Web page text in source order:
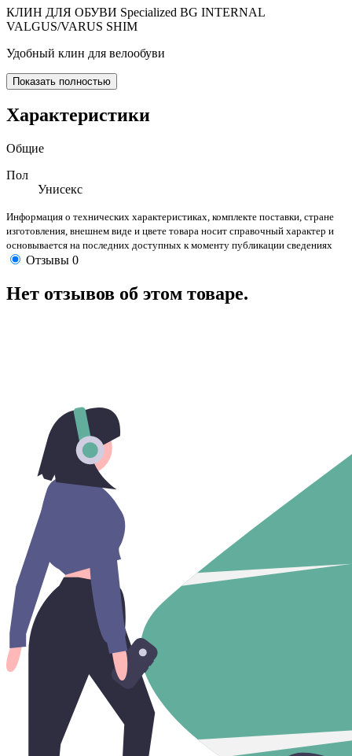
КЛИН ДЛЯ ОБУВИ Specialized BG INTERNAL
VALGUS/VARUS SHIM
Удобный клин для велообуви
Показать полностью
Характеристики
Общие
Пол
Унисекс
Информация о технических характеристиках, комплекте поставки, стране
изготовления, внешнем виде и цвете товара носит справочный характер и
основывается на последних доступных к моменту публикации сведениях
Отзывы 0
Нет отзывов об этом товаре.